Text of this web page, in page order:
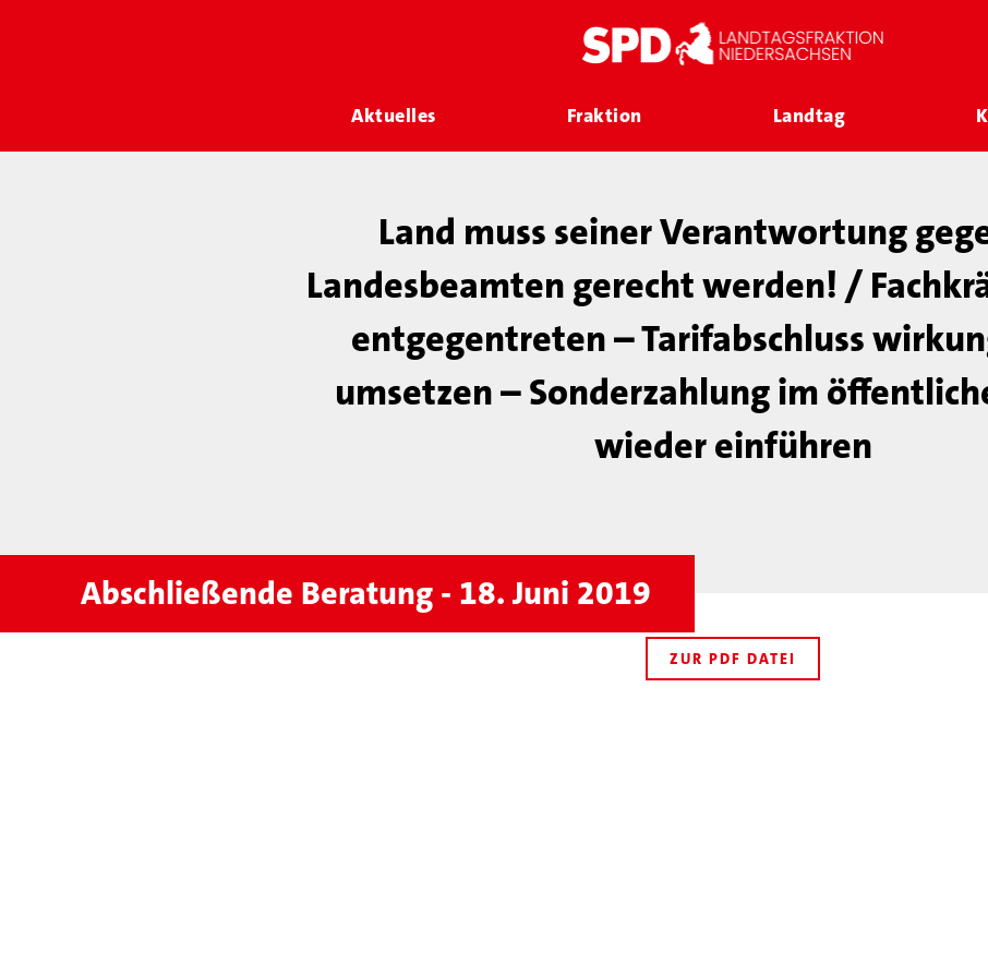
Aktuelles Fraktion Landtag
Land muss seiner Verantwortung
Landesbeamten gerecht werden! /
entgegentreten – Tarifabschluss
umsetzen – Sonderzahlung im
wieder einführen
Abschließende Beratung - 18. Juni 2019
ZUR PDF DATEI